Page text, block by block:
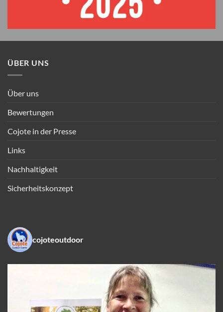
ÜBER UNS
Über uns
Bewertungen
Cojote in der Presse
Links
Nachhaltigkeit
Sicherheitskonzept
cojoteoutdoor